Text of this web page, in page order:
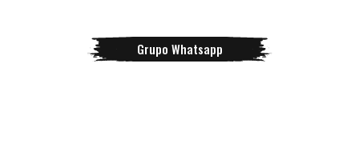
Grupo Whatsapp